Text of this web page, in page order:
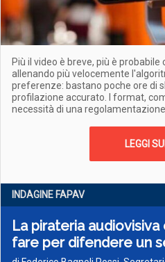
Più il video è breve, più è
allenando più velocemente
preferenze: bastano poche ore di
profilazione accurato. I format,
necessità di una
LEGGI
INDAGINE FAPAV
La pirateria
fare per difendere un